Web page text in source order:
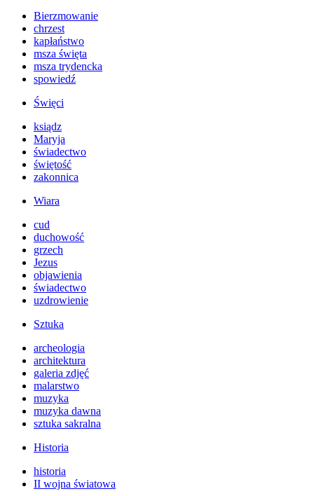
Bierzmowanie
chrzest
kapłaństwo
msza święta
msza trydencka
spowiedź
Święci
ksiądz
Maryja
świadectwo
świętość
zakonnica
Wiara
cud
duchowość
grzech
Jezus
objawienia
świadectwo
uzdrowienie
Sztuka
archeologia
architektura
galeria zdjęć
malarstwo
muzyka
muzyka dawna
sztuka sakralna
Historia
historia
II wojna światowa